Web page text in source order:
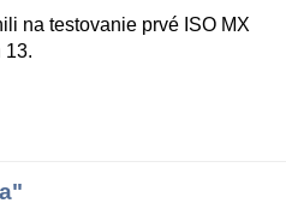
na testovanie prvé ISO MX
13.